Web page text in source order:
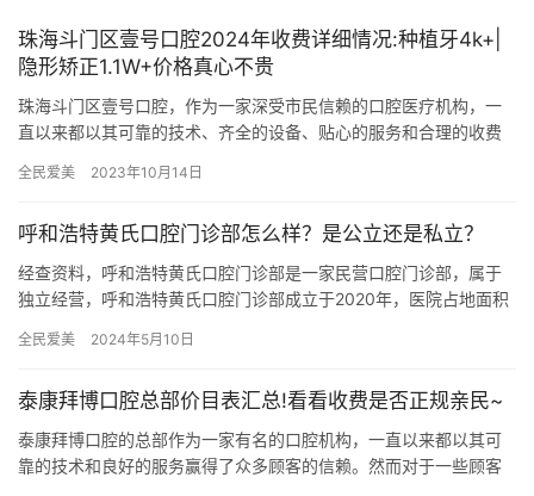
珠海斗门区壹号口腔2024年收费详细情况:种植牙4k+|
隐形矫正1.1W+价格真心不贵
珠海斗门区壹号口腔，作为一家深受市民信赖的口腔医疗机构，一
直以来都以其可靠的技术、齐全的设备、贴心的服务和合理的收费
如…
全民爱美 2023年10月14日
呼和浩特黄氏口腔门诊部怎么样？是公立还是私立？
经查资料，呼和浩特黄氏口腔门诊部是一家民营口腔门诊部，属于
独立经营，呼和浩特黄氏口腔门诊部成立于2020年，医院占地面积
全民爱美 2024年5月10日
泰康拜博口腔总部价目表汇总!看看收费是否正规亲民~
泰康拜博口腔的总部作为一家有名的口腔机构，一直以来都以其可
靠的技术和良好的服务赢得了众多顾客的信赖。然而对于一些顾客